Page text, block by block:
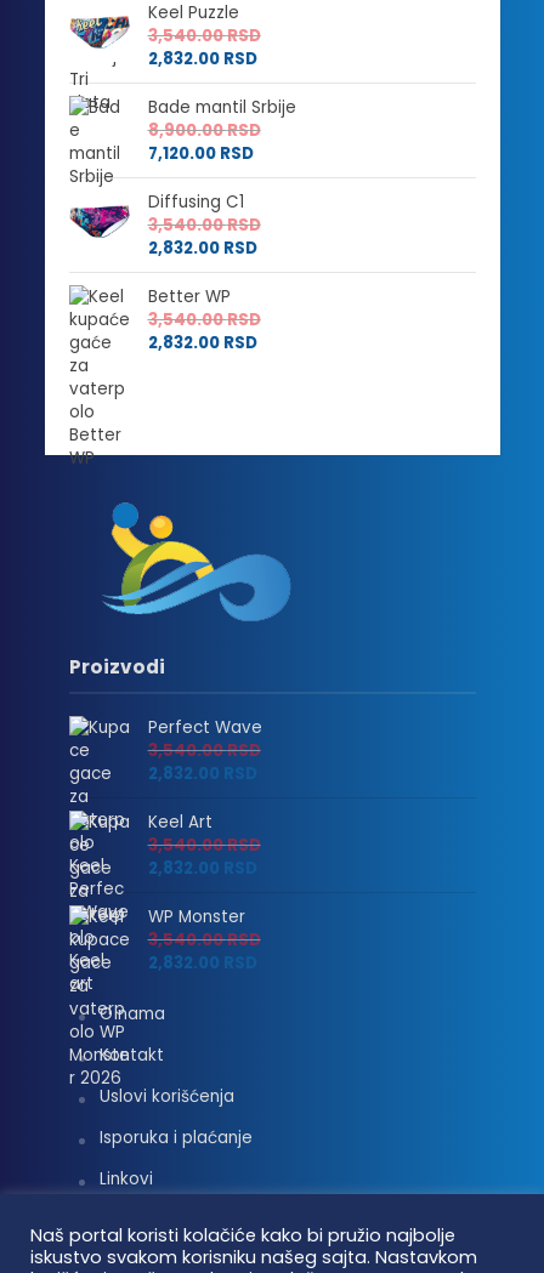
Keel Puzzle
3,540.00RSD
2,832.00 RSD
Bade mantil Srbije
8,900.00RSD
7,120.00 RSD
Diffusing C1
3,540.00RSD
2,832.00 RSD
Better WP
3,540.00RSD
2,832.00 RSD
Proizvodi
Perfect Wave
3,540.00RSD
2,832.00 RSD
Keel Art
3,540.00RSD
2,832.00 RSD
WP Monster
3,540.00RSD
2,832.00 RSD
O nama
Kontakt
Uslovi korišćenja
Isporuka i plaćanje
Linkovi
Naš portal koristi kolačiće kako bi pružio najbolje
iskustvo svakom korisniku našeg sajta. Nastavkom